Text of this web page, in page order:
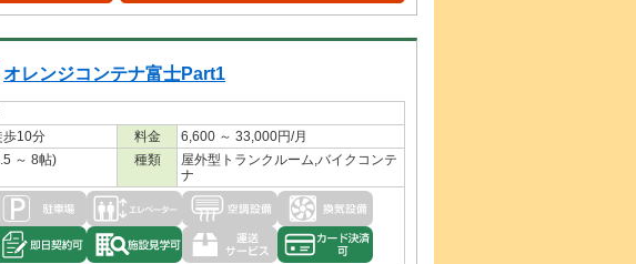
オレンジコンテナ富士Part1
歩10分 料金
6,600 ～ 33,000円/月
～ 8帖) 種類
屋外型トランクルーム,バイクコンテ
ナ